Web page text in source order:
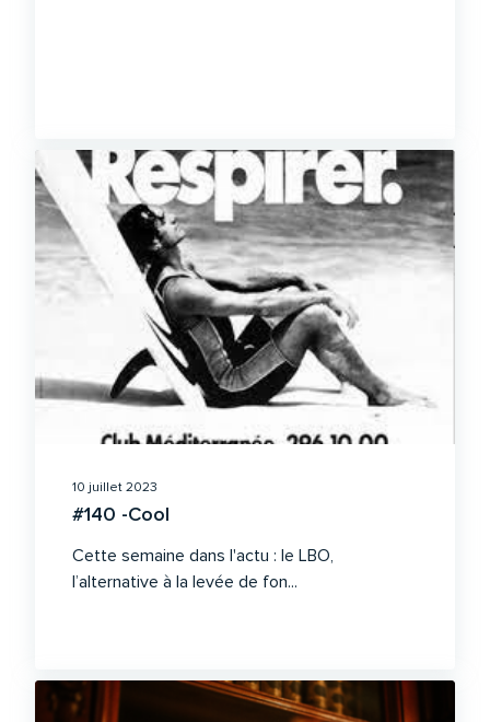
10 juillet 2023
#140 -Cool
Cette semaine dans l'actu : le LBO,
l’alternative à la levée de fon...